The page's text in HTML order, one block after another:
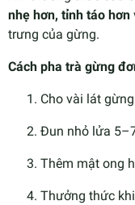
nhẹ hơn, tỉnh táo hơn
trưng của gừng.
Cách pha trà gừng
Cho vài lát
Đun nhỏ lửa
Thêm mật ong
Thưởng thức